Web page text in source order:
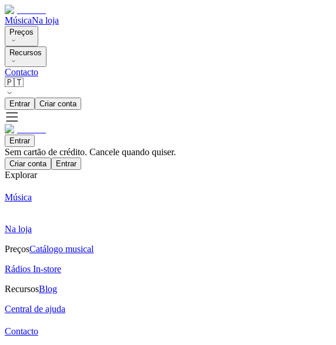
MúsicaNa loja
Preços
Recursos
Contacto
🇵🇹
Entrar Criar conta
Entrar
Sem cartão de crédito. Cancele quando quiser.
Criar conta Entrar
Explorar
Música
Na loja
PreçosCatálogo musical
Rádios In-store
RecursosBlog
Central de ajuda
Contacto